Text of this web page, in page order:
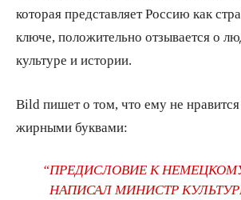
которая представляет Россию как
ключе, положительно отзывается о
культуре и истории.
Bild пишет о том, что ему не нравится
жирными буквами:
“ПРЕДИСЛОВИЕ К
НАПИСАЛ МИНИСТР